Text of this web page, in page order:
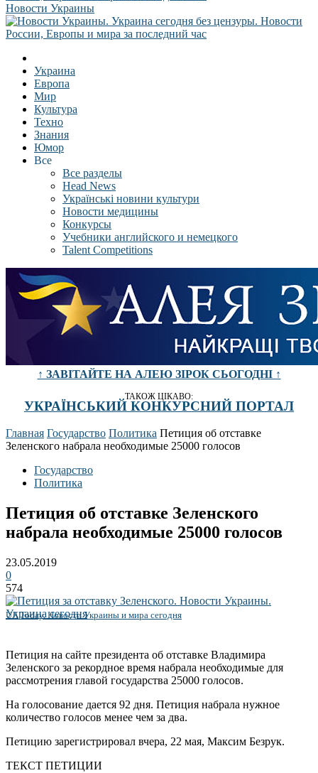
Новости Украины
Украина
Европа
Мир
Культура
Техно
Знания
Юмор
Все
Все разделы
Head News
Українські новини культури
Новости медицины
Конкурсы
Учебники английского и немецкого
Talent Competitions
↑ ЗАВІТАЙТЕ НА АЛЕЮ ЗІРОК СЬОГОДНІ ↑
ТАКОЖ ЦІКАВО:
УКРАЇНСЬКИЙ КОНКУРСНИЙ ПОРТАЛ
Главная Государство Политика Петиция об отставке
Зеленского набрала необходимые 25000 голосов
Государство
Политика
Петиция об отставке Зеленского
набрала необходимые 25000 голосов
23.05.2019
0
574
UA Today. Новости Украины и мира сегодня
Петиция на сайте президента об отставке Владимира
Зеленского за рекордное время набрала необходимые для
рассмотрения главой государства 25000 голосов.
На голосование дается 92 дня. Петиция набрала нужное
количество голосов менее чем за два.
Петицию зарегистрировал вчера, 22 мая, Максим Безрук.
ТЕКСТ ПЕТИЦИИ